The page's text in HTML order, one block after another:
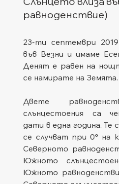
равноденствие)
23-ти септември
във Везни и имаме
Денят е равен на
се намирате на Земята.
Двете
слънцестоения са
дати в една година. Те
се случват при 0° на
Северното
Южното
Южното